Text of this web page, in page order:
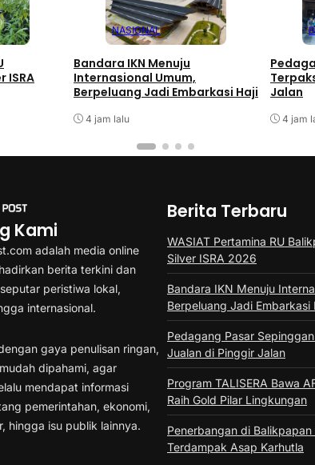
ISRA
NASIONAL
Bandara IKN Menuju
Internasional Umum,
Berpeluang Jadi Embarkasi Haji
4 jam lalu
Jalan
4 jam
Kami
adalah media online
berita terkini dan
peristiwa lokal,
internasional.
gaya penulisan ringan,
dipahami, agar
mendapat informasi
pemerintahan, ekonomi,
hingga isu publik lainnya.
Berita Terbaru
WASIAT Pertamina RU
Silver ISRA 2026
Bandara IKN Menuju
Berpeluang Jadi Embarkasi
Pedagang Pasar
Jualan di Pinggir Jalan
Program TALISERA Bawa
Raih Gold Pilar Lingkungan
Penerbangan di Balikpapan
Terdampak Asap Karhutla